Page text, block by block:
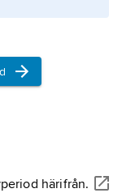
härifrån.